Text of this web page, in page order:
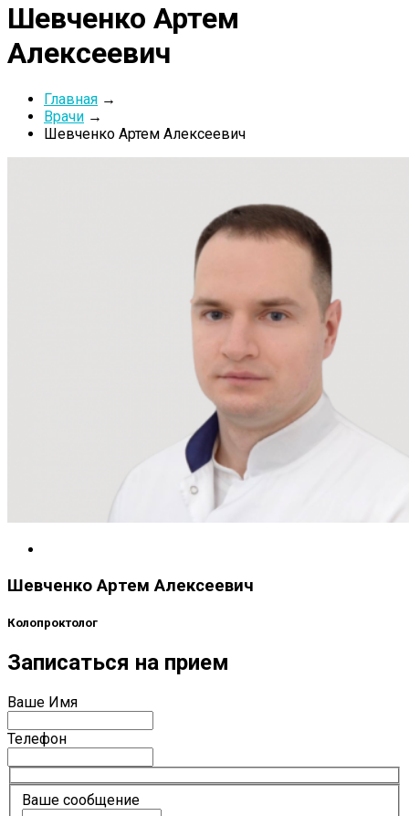
Шевченко Артем
Алексеевич
Главная →
Врачи →
Шевченко Артем Алексеевич
Шевченко Артем Алексеевич
Колопроктолог
Записаться на прием
Ваше Имя
Телефон
Ваше сообщение